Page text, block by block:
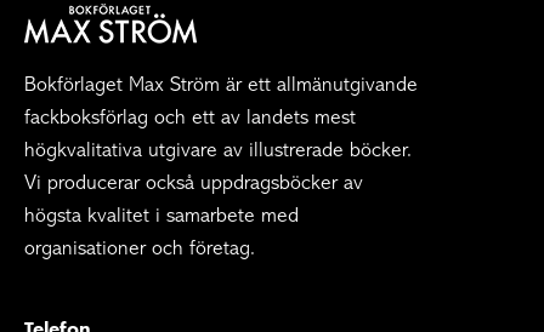
Bokförlaget Max Ström är ett allmänutgivande
fackboksförlag och ett av landets mest
högkvalitativa utgivare av illustrerade böcker.
Vi producerar också uppdragsböcker av
högsta kvalitet i samarbete med
organisationer och företag.